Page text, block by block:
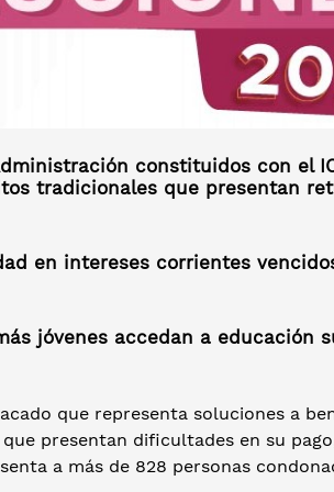
constituidos con el
tradicionales que presentan
en intereses corrientes
jóvenes accedan a educación
que representa soluciones a
presentan dificultades en su
a más de 828 personas